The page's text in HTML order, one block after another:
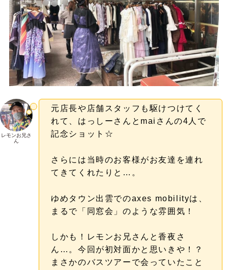
レモンお兄さ
ん
元店長や店舗スタッフも駆けつけてく
れて、はっしーさんとmaiさんの4人で
記念ショット☆
さらには当時のお客様がお友達を連れ
てきてくれたりと…。
ゆめタウン出雲でのaxes mobilityは、
まるで「同窓会」のような雰囲気！
しかも！レモンお兄さんと香夜さ
ん…。今回が初対面かと思いきや！？
まさかのバスツアーで会っていたこと